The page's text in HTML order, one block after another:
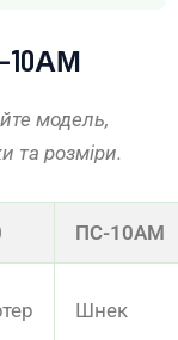
10АМ
модель,
та розміри.
ПС-10АМ
Шнек